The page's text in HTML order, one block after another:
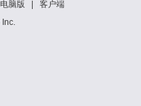
电脑版
客户端